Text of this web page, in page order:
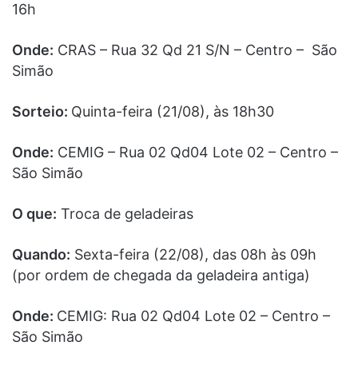
16h
Onde: CRAS – Rua 32 Qd 21 S/N – Centro – São
Simão
Sorteio: Quinta-feira (21/08), às 18h30
Onde: CEMIG – Rua 02 Qd04 Lote 02 – Centro –
São Simão
O que: Troca de geladeiras
Quando: Sexta-feira (22/08), das 08h às 09h
(por ordem de chegada da geladeira antiga)
Onde: CEMIG: Rua 02 Qd04 Lote 02 – Centro –
São Simão